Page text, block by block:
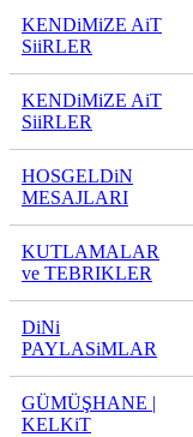
KENDiMiZE AiT
SiiRLER
KENDiMiZE AiT
SiiRLER
HOSGELDiN
MESAJLARI
KUTLAMALAR
ve TEBRIKLER
DiNi
PAYLASiMLAR
GÜMÜŞHANE |
KELKiT